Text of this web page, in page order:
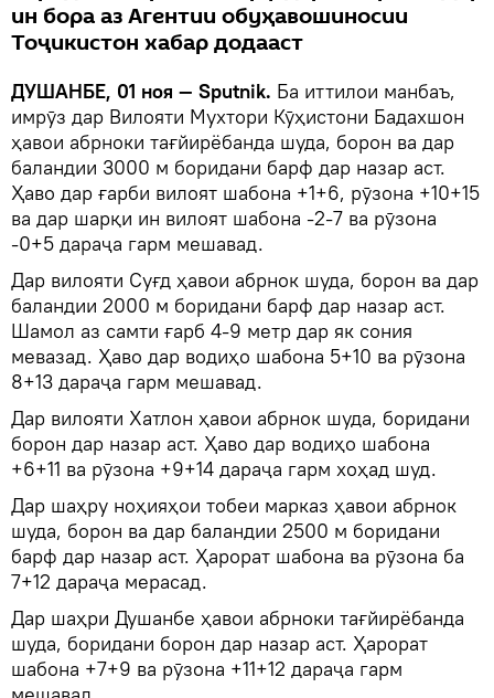
ин бора аз Агентии обуҳавошиносии
Тоҷикистон хабар додааст
ДУШАНБЕ, 01 ноя — Sputnik. Ба иттилои манбаъ,
имрӯз дар Вилояти Мухтори Кӯҳистони Бадахшон
ҳавои абрноки тағйирёбанда шуда, борон ва дар
баландии 3000 м боридани барф дар назар аст.
Ҳаво дар ғарби вилоят шабона +1+6, рӯзона +10+15
ва дар шарқи ин вилоят шабона -2-7 ва рӯзона
-0+5 дараҷа гарм мешавад.
Дар вилояти Суғд ҳавои абрнок шуда, борон ва дар
баландии 2000 м боридани барф дар назар аст.
Шамол аз самти ғарб 4-9 метр дар як сония
мевазад. Ҳаво дар водиҳо шабона 5+10 ва рӯзона
8+13 дараҷа гарм мешавад.
Дар вилояти Хатлон ҳавои абрнок шуда, боридани
борон дар назар аст. Ҳаво дар водиҳо шабона
+6+11 ва рӯзона +9+14 дараҷа гарм хоҳад шуд.
Дар шаҳру ноҳияҳои тобеи марказ ҳавои абрнок
шуда, борон ва дар баландии 2500 м боридани
барф дар назар аст. Ҳарорат шабона ва рӯзона ба
7+12 дараҷа мерасад.
Дар шаҳри Душанбе ҳавои абрноки тағйирёбанда
шуда, боридани борон дар назар аст. Ҳарорат
шабона +7+9 ва рӯзона +11+12 дараҷа гарм